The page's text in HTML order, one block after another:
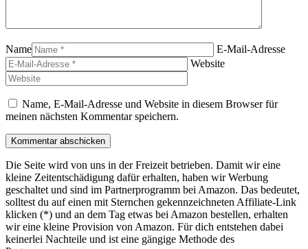
Name
E-Mail-Adresse
Website
Name, E-Mail-Adresse und Website in diesem Browser für
meinen nächsten Kommentar speichern.
Die Seite wird von uns in der Freizeit betrieben. Damit wir eine
kleine Zeitentschädigung dafür erhalten, haben wir Werbung
geschaltet und sind im Partnerprogramm bei Amazon. Das bedeutet,
solltest du auf einen mit Sternchen gekennzeichneten Affiliate-Link
klicken (*) und an dem Tag etwas bei Amazon bestellen, erhalten
wir eine kleine Provision von Amazon. Für dich entstehen dabei
keinerlei Nachteile und ist eine gängige Methode des